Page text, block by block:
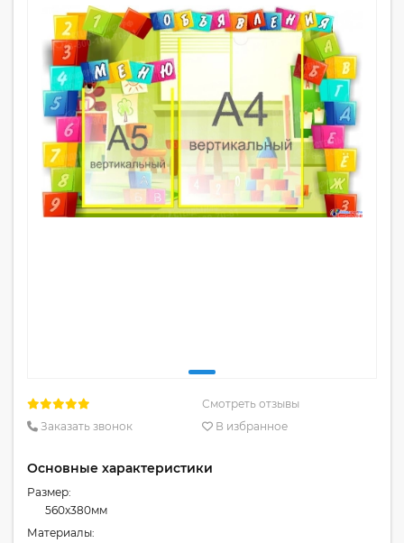
Смотреть отзывы
Заказать звонок
В избранное
Основные характеристики
Размер:
560x380мм
Материалы: